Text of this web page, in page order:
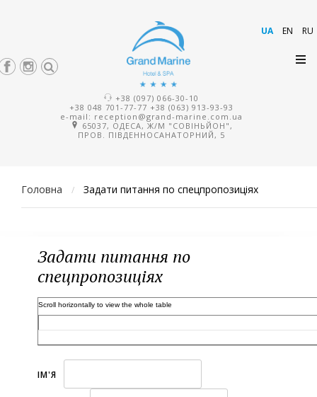
UA EN RU
+38 (097) 066-30-10
+38 048 701-77-77 +38 (063) 913-93-93
e-mail: reception@grand-marine.com.ua
65037, ОДЕСА, Ж/М "СОВІНЬЙОН",
ПРОВ. ПІВДЕННОСАНАТОРНИЙ, 5
Головна / Задати питання по спецпропозиціях
Задати питання по
спецпропозиціях
ІМ'Я